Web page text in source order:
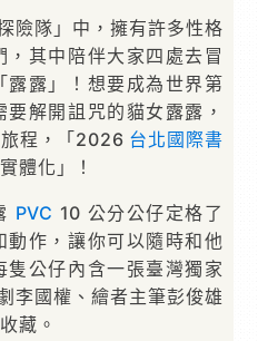
險隊」中，擁有許多性格
其中陪伴大家四處去冒
露露」！想要成為世界第
解開詛咒的貓女露露，
程，「2026 台北國際書
體化」！
PVC 10 公分公仔定格了
動作，讓你可以隨時和他
公仔內含一張臺灣獨家
李國權、繪者主筆彭俊雄
藏。